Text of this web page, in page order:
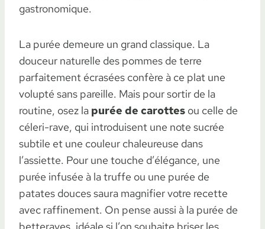
gastronomique.
La purée demeure un grand classique. La
douceur naturelle des pommes de terre
parfaitement écrasées confère à ce plat une
volupté sans pareille. Mais pour sortir de la
routine, osez la purée de carottes ou celle de
céleri-rave, qui introduisent une note sucrée
subtile et une couleur chaleureuse dans
l’assiette. Pour une touche d’élégance, une
purée infusée à la truffe ou une purée de
patates douces saura magnifier votre recette
avec raffinement. On pense aussi à la purée de